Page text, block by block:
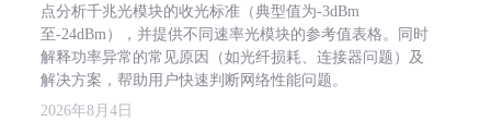
点分析千兆光模块的收光标准（典型值为-3dBm
至-24dBm），并提供不同速率光模块的参考值表格。同时
解释功率异常的常见原因（如光纤损耗、连接器问题）及
解决方案，帮助用户快速判断网络性能问题。
2026年8月4日